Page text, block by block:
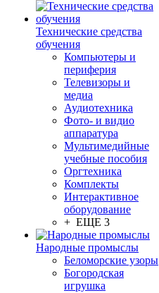
Технические средства
обучения
Компьютеры и
периферия
Телевизоры и
медиа
Аудиотехника
Фото- и видио
аппаратура
Мультимедийные
учебные пособия
Оргтехника
Комплекты
Интерактивное
оборудование
+ ЕЩЕ 3
Народные промыслы
Беломорские узоры
Богородская
игрушка